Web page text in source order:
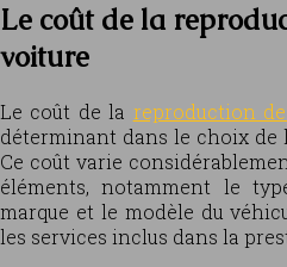
Le coût de la
voiture
Le coût de la reproduction
déterminant dans le choix de
Ce coût varie
éléments, notamment le
marque et le modèle du
les services inclus dans la